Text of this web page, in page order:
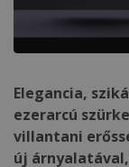
Elegancia,
ezerarcú
villantani
új